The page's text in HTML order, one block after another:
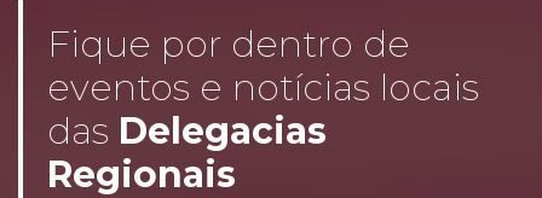
Fique por dentro de
eventos e notícias locais
das Delegacias
Regionais